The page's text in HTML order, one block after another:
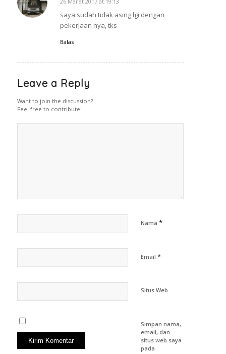
says:
saya sudah tidak asing lgi dengan
pekerjaan nya, tks
Balas
Leave a Reply
Want to join the discussion?
Feel free to contribute!
Nama *
Email *
Situs Web
Simpan nama,
email, dan
situs web saya
pada